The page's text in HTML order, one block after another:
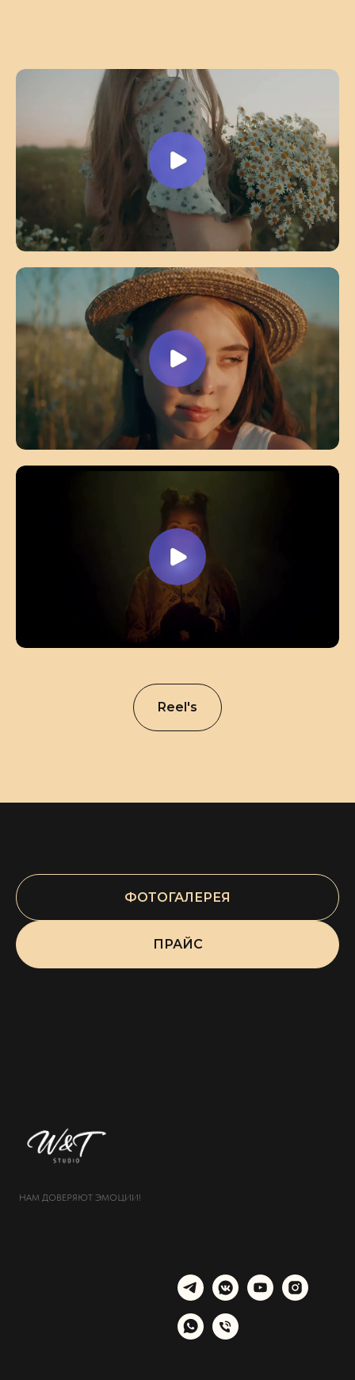
Reel's
ФОТОГАЛЕРЕЯ
ПРАЙС
НАМ ДОВЕРЯЮТ ЭМОЦИИ!